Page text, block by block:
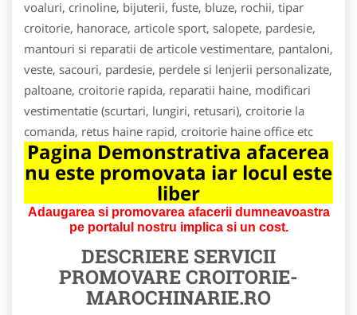
voaluri, crinoline, bijuterii, fuste, bluze, rochii, tipar
croitorie, hanorace, articole sport, salopete, pardesie,
mantouri si reparatii de articole vestimentare, pantaloni,
veste, sacouri, pardesie, perdele si lenjerii personalizate,
paltoane, croitorie rapida, reparatii haine, modificari
vestimentatie (scurtari, lungiri, retusari), croitorie la
comanda, retus haine rapid, croitorie haine office etc
Pagina Demonstrativa afacerea
nu este promovata iar locul este
liber
Adaugarea si promovarea afacerii dumneavoastra
pe portalul nostru implica si un cost.
DESCRIERE SERVICII
PROMOVARECROITORIE-
MAROCHINARIE.RO